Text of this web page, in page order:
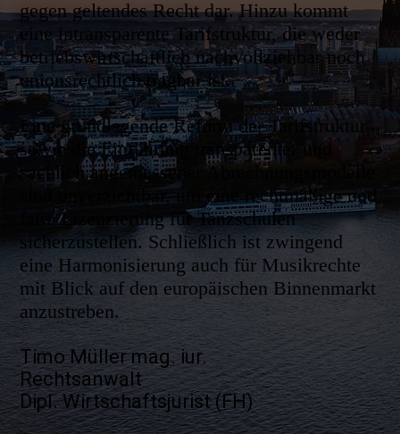
gegen geltendes Recht dar. Hinzu kommt
eine intransparente Tarifstruktur, die weder
betriebswirtschaftlich nachvollziehbar noch
unionsrechtlich tragbar ist.
Eine grundlegende Reform der Tarifstruktur
sowie die Einführung transparenter und
sachlich angemessener Abrechnungsmodelle
sind unverzichtbar, um eine rechtmäßige und
faire Lizenzierung für Tanzschulen
sicherzustellen. Schließlich ist zwingend
eine Harmonisierung auch für Musikrechte
mit Blick auf den europäischen Binnenmarkt
anzustreben.
Timo Müller mag. iur.
Rechtsanwalt
Dipl. Wirtschaftsjurist (FH)